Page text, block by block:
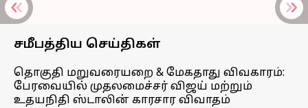
சமீபத்திய செய்திகள்
தொகுதி மறுவரையறை & மேகதாது விவகாரம்:
பேரவையில் முதலமைச்சர் விஜய் மற்றும்
உதயநிதி ஸ்டாலின் காரசார விவாதம்